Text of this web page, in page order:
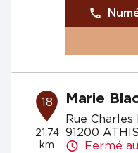
18
21.74
km
Marie
Rue
91200
Fermé